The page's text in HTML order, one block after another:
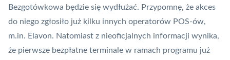
Bezgotówkowa będzie się wydłużać. Przypomnę, że akces
do niego zgłosiło już kilku innych operatorów POS-ów,
m.in. Elavon. Natomiast z nieoficjalnych informacji wynika,
że pierwsze bezpłatne terminale w ramach programu już